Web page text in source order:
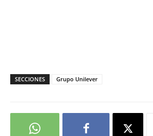
SECCIONES Grupo Unilever